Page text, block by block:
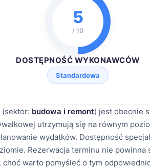
5
/ 10
DOSTĘPNOŚĆ WYKONAWCÓW
Standardowa
(sektor: budowa i remont) jest obecnie
utrzymują się na równym
wydatków. Dostępność
Rezerwacja terminu nie powinna
choć warto pomyśleć o tym